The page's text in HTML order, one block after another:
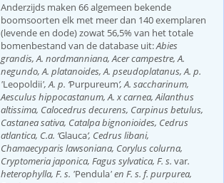
Anderzijds maken 66 algemeen bekende
boomsoorten elk met meer dan 140 exemplaren
(levende en dode) zowat 56,5% van het totale
bomenbestand van de database uit:Abies
grandis, A. nordmanniana, Acer campestre, A.
negundo, A. platanoides, A. pseudoplatanus, A. p.
'Leopoldii', A. p. ‘Purpureum’, A. saccharinum,
Aesculus hippocastanum, A. x carnea, Ailanthus
altissima, Calocedrus decurens, Carpinus betulus,
Castanea sativa, Catalpa bignonioides, Cedrus
atlantica, C.a. ‘Glauca’, Cedrus libani,
Chamaecyparis lawsoniana, Corylus colurna,
Cryptomeria japonica, Fagus sylvatica, F. s. var.
heterophylla, F. s. 'Pendula' en F. s. f. purpurea,